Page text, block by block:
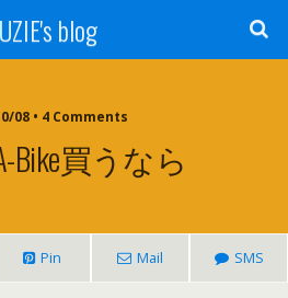
blog
08 • 4 Comments
Bike買うなら
Pin Mail SMS